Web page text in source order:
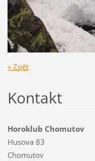
« Zpět
Kontakt
Horoklub Chomutov
Husova 83
Chomutov